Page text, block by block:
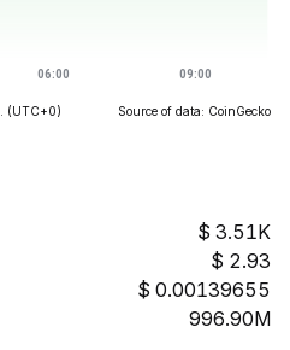
(UTC+0) Source of data: CoinGecko
3.51K
2.93
0.00139655
996.90M